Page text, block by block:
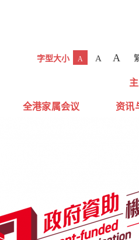
字型大小 A A A
全港家属会议 资讯